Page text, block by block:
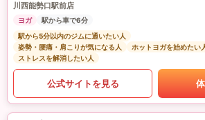
川西能勢口駅前店
ヨガ
駅から車で6分
駅から5分以内のジムに通いたい人
姿勢・腰痛・肩こりが気になる人
ホットヨガを始めたい
ストレスを解消したい人
公式サイトを見る